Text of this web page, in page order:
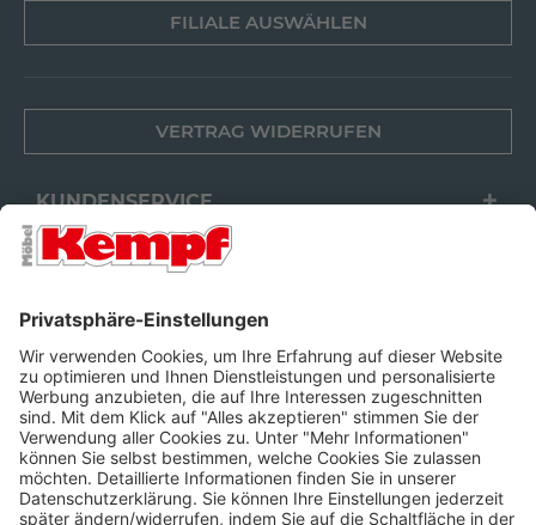
FILIALE AUSWÄHLEN
VERTRAG WIDERRUFEN
KUNDENSERVICE
FILIALEN
FOLGEN SIE UNS